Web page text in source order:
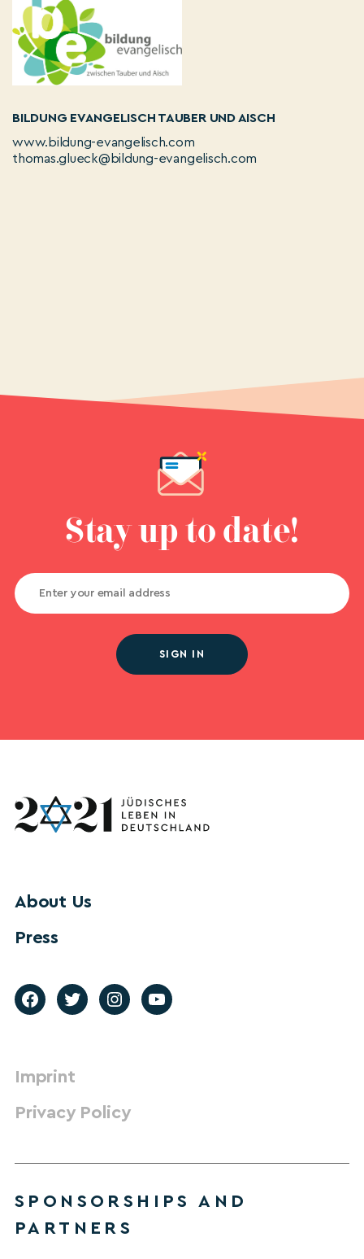
BILDUNG EVANGELISCH TAUBER UND AISCH
www.bildung-evangelisch.com
thomas.glueck@bildung-evangelisch.com
Stay up to date!
SIGN IN
About Us
Press
Imprint
Privacy Policy
SPONSORSHIPS AND
PARTNERS